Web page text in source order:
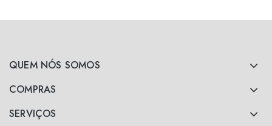
QUEM NÓS SOMOS
COMPRAS
SERVIÇOS